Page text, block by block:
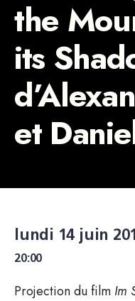
the
its
et
lundi 14 juin
20:00
Projection du film Im